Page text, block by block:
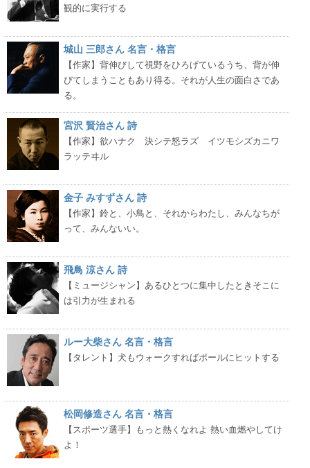
観的に実行する
城山 三郎さん 名言・格言
【作家】背伸びして視野をひろげているうち、背が伸
びてしまうこともあり得る。それが人生の面白さであ
る。
宮沢 賢治さん 詩
【作家】欲ハナク 決シテ怒ラズ イツモシズカニワ
ラッテヰル
金子 みすずさん 詩
【作家】鈴と、小鳥と、それからわたし、みんなちが
って、みんないい。
飛鳥 涼さん 詩
【ミュージシャン】あるひとつに集中したときそこに
は引力が生まれる
ルー大柴さん 名言・格言
【タレント】犬もウォークすればポールにヒットする
松岡修造さん 名言・格言
【スポーツ選手】もっと熱くなれよ 熱い血燃やしてけ
よ！